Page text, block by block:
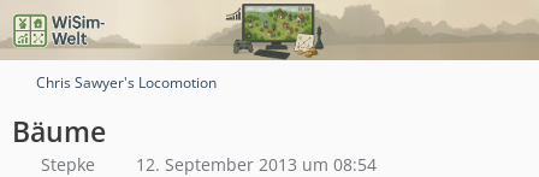
Chris Sawyer's Locomotion
Bäume
Stepke
12. September 2013 um 08:54